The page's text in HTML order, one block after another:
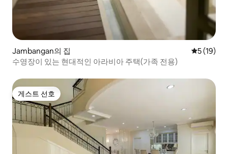
Jambangan의 집 평점 5점
5 (19)
수영장이 있는 현대적인 아라비아 주택(가족 전용)
게스트 선호
게스트 선호